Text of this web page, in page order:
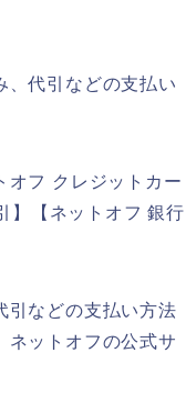
、代引などの支払い
オフ クレジットカー
】【ネットオフ 銀行
引などの支払い方法
ネットオフの公式サ